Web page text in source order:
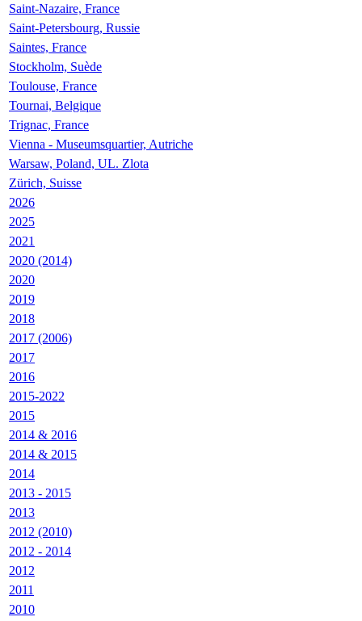
Saint-Nazaire, France
Saint-Petersbourg, Russie
Saintes, France
Stockholm, Suède
Toulouse, France
Tournai, Belgique
Trignac, France
Vienna - Museumsquartier, Autriche
Warsaw, Poland, UL. Zlota
Zürich, Suisse
2026
2025
2021
2020 (2014)
2020
2019
2018
2017 (2006)
2017
2016
2015-2022
2015
2014 & 2016
2014 & 2015
2014
2013 - 2015
2013
2012 (2010)
2012 - 2014
2012
2011
2010